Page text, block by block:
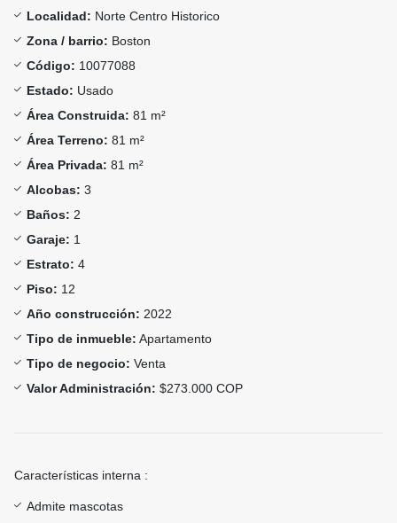
Localidad: Norte Centro Historico
Zona / barrio: Boston
Código: 10077088
Estado: Usado
Área Construida: 81 m²
Área Terreno: 81 m²
Área Privada: 81 m²
Alcobas: 3
Baños: 2
Garaje: 1
Estrato: 4
Piso: 12
Año construcción: 2022
Tipo de inmueble: Apartamento
Tipo de negocio: Venta
Valor Administración: $273.000 COP
Características interna :
Admite mascotas